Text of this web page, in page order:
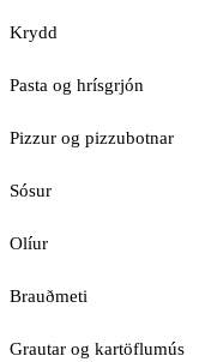
Krydd
Pasta og hrísgrjón
Pizzur og pizzubotnar
Sósur
Olíur
Brauðmeti
Grautar og kartöflumús